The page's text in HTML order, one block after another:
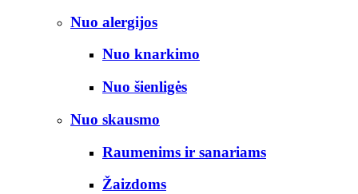
Nuo alergijos
Nuo knarkimo
Nuo šienligės
Nuo skausmo
Raumenims ir sanariams
Žaizdoms